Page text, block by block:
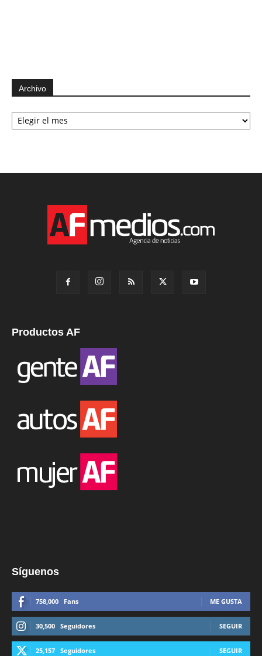
Archivo
Archivo
Productos AF
Síguenos
758,000 Fans ME GUSTA
30,500 Seguidores SEGUIR
25,157 Seguidores SEGUIR